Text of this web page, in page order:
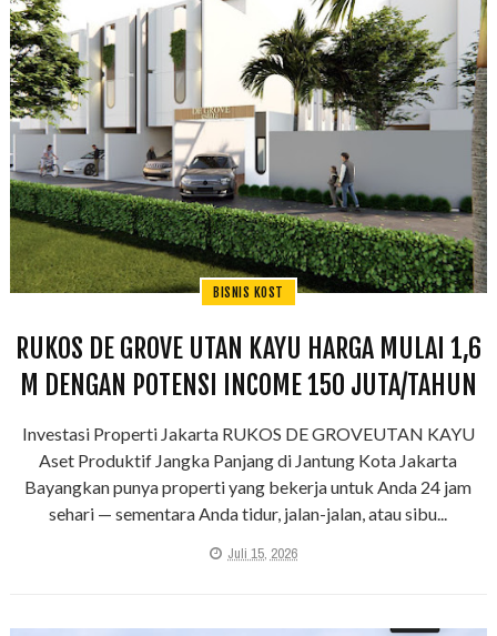
BISNIS KOST
RUKOS DE GROVE UTAN KAYU HARGA MULAI 1,6
M DENGAN POTENSI INCOME 150 JUTA/TAHUN
Investasi Properti Jakarta RUKOS DE GROVEUTAN KAYU
Aset Produktif Jangka Panjang di Jantung Kota Jakarta
Bayangkan punya properti yang bekerja untuk Anda 24 jam
sehari — sementara Anda tidur, jalan-jalan, atau sibu...
Juli 15, 2026